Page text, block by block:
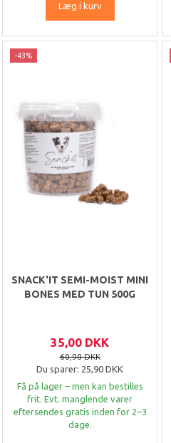
Læg i kurv
-43%
SNACK'IT SEMI-MOIST MINI
BONES MED TUN 500G
35,00 DKK
60,90 DKK
Du sparer: 25,90 DKK
Få på lager – men kan bestilles
frit. Evt. manglende varer
eftersendes gratis inden for 2–3
dage.